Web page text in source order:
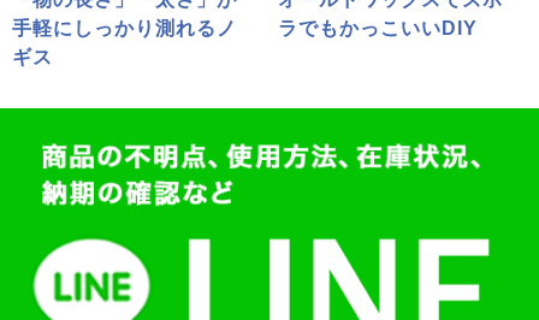
手軽にしっかり測れるノ
ギス
ラでもかっこいいDIY